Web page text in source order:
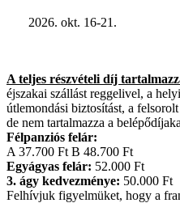
2026. okt. 16-21.
A teljes részvételi díj
éjszakai szállást reggelivel, a
útlemondási biztosítást, a
de nem tartalmazza a
Félpanziós felár:
A 37.700 Ft B 48.700 Ft
Egyágyas felár: 52.000 Ft
3. ágy kedvezménye: 50.000 Ft
Felhívjuk figyelmüket, hogy a